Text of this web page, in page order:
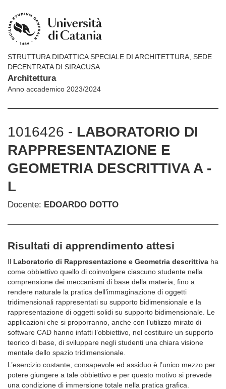
STRUTTURA DIDATTICA SPECIALE DI ARCHITETTURA, SEDE
DECENTRATA DI SIRACUSA
Architettura
Anno accademico 2023/2024
1016426 - LABORATORIO DI
RAPPRESENTAZIONE E
GEOMETRIA DESCRITTIVA A -
L
Docente: EDOARDO DOTTO
Risultati di apprendimento attesi
Il Laboratorio di Rappresentazione e Geometria descrittiva ha
come obbiettivo quello di coinvolgere ciascuno studente nella
comprensione dei meccanismi di base della materia, fino a
rendere naturale la pratica dell’immaginazione di oggetti
tridimensionali rappresentati su supporto bidimensionale e la
rappresentazione di oggetti solidi su supporto bidimensionale. Le
applicazioni che si proporranno, anche con l’utilizzo mirato di
software CAD hanno infatti l’obbiettivo, nel costituire un supporto
teorico di base, di sviluppare negli studenti una chiara visione
mentale dello spazio tridimensionale.
L’esercizio costante, consapevole ed assiduo è l’unico mezzo per
potere giungere a tale obbiettivo e per questo motivo si prevede
una condizione di immersione totale nella pratica grafica.